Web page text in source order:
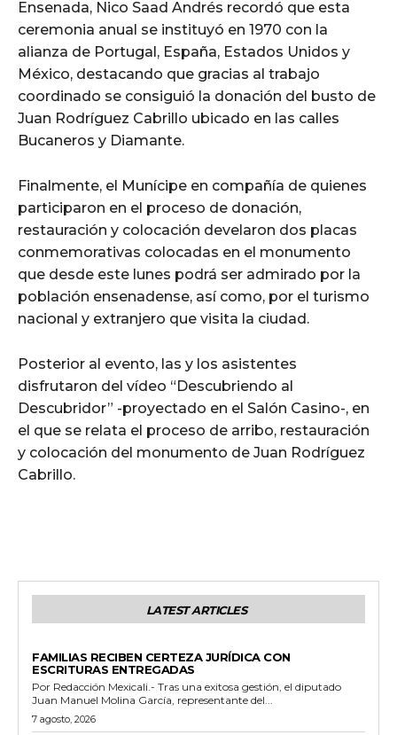
Ensenada, Nico Saad Andrés recordó que esta
ceremonia anual se instituyó en 1970 con la
alianza de Portugal, España, Estados Unidos y
México, destacando que gracias al trabajo
coordinado se consiguió la donación del busto de
Juan Rodríguez Cabrillo ubicado en las calles
Bucaneros y Diamante.
Finalmente, el Munícipe en compañía de quienes
participaron en el proceso de donación,
restauración y colocación develaron dos placas
conmemorativas colocadas en el monumento
que desde este lunes podrá ser admirado por la
población ensenadense, así como, por el turismo
nacional y extranjero que visita la ciudad.
Posterior al evento, las y los asistentes
disfrutaron del vídeo “Descubriendo al
Descubridor” -proyectado en el Salón Casino-, en
el que se relata el proceso de arribo, restauración
y colocación del monumento de Juan Rodríguez
Cabrillo.
LATEST ARTICLES
FAMILIAS RECIBEN CERTEZA JURÍDICA CON
ESCRITURAS ENTREGADAS
Por Redacción Mexicali.- Tras una exitosa gestión, el diputado
Juan Manuel Molina García, representante del...
7 agosto, 2026